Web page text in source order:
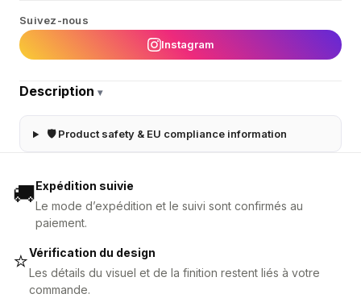
Suivez-nous
Instagram
Description ▾
🛡 Product safety & EU compliance information
🚚Expédition suivie
Le mode d’expédition et le suivi sont confirmés au
paiement.
⭐Vérification du design
Les détails du visuel et de la finition restent liés à votre
commande.